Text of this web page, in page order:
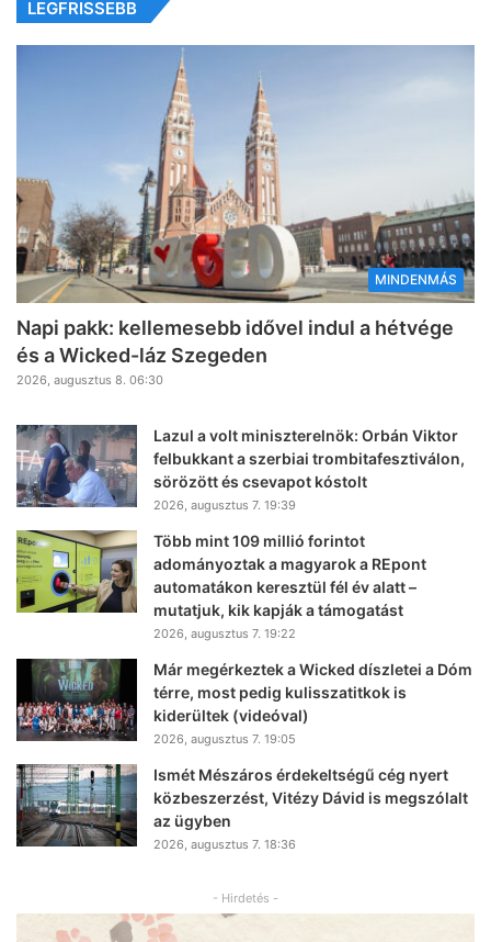
LEGFRISSEBB
MINDENMÁS
Napi pakk: kellemesebb idővel indul a hétvége
és a Wicked-láz Szegeden
2026, augusztus 8. 06:30
Lazul a volt miniszterelnök: Orbán Viktor
felbukkant a szerbiai trombitafesztiválon,
sörözött és csevapot kóstolt
2026, augusztus 7. 19:39
Több mint 109 millió forintot
adományoztak a magyarok a REpont
automatákon keresztül fél év alatt –
mutatjuk, kik kapják a támogatást
2026, augusztus 7. 19:22
Már megérkeztek a Wicked díszletei a Dóm
térre, most pedig kulisszatitkok is
kiderültek (videóval)
2026, augusztus 7. 19:05
Ismét Mészáros érdekeltségű cég nyert
közbeszerzést, Vitézy Dávid is megszólalt
az ügyben
2026, augusztus 7. 18:36
- Hirdetés -